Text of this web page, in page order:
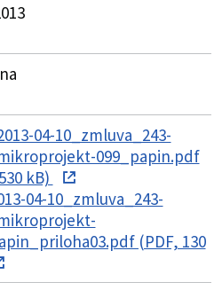
04-10_zmluva_243-
099_papin.pdf
kB)
04-10_zmluva_243-
(PDF, 130